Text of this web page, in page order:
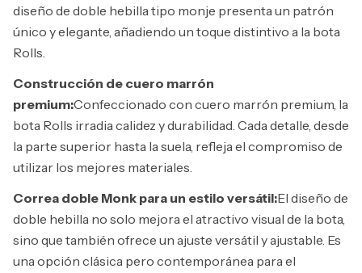
diseño de doble hebilla tipo monje presenta un patrón
único y elegante, añadiendo un toque distintivo a la bota
Rolls.
Construcción de cuero marrón
premium:Confeccionado con cuero marrón premium, la
bota Rolls irradia calidez y durabilidad. Cada detalle, desde
la parte superior hasta la suela, refleja el compromiso de
utilizar los mejores materiales.
Correa doble Monk para un estilo versátil:El diseño de
doble hebilla no solo mejora el atractivo visual de la bota,
sino que también ofrece un ajuste versátil y ajustable. Es
una opción clásica pero contemporánea para el